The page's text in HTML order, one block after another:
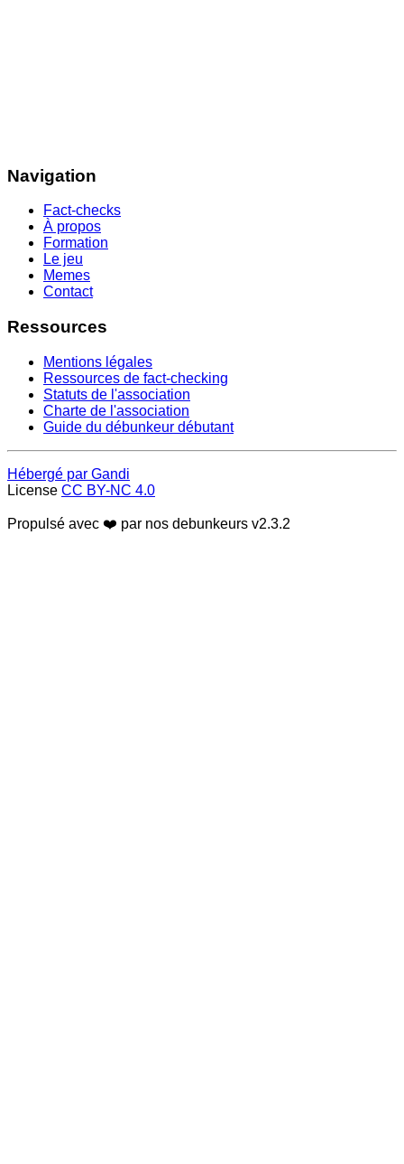
Navigation
Fact-checks
À propos
Formation
Le jeu
Memes
Contact
Ressources
Mentions légales
Ressources de fact-checking
Statuts de l'association
Charte de l'association
Guide du débunkeur débutant
Hébergé par Gandi
License CC BY-NC 4.0
Propulsé avec ❤️ par nos debunkeurs v2.3.2